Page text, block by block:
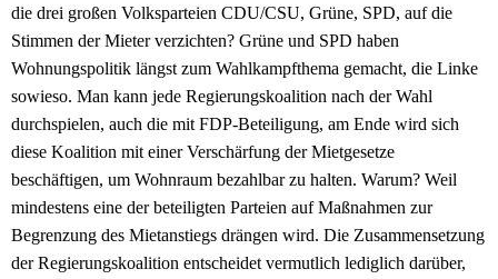
die drei großen Volksparteien CDU/CSU, Grüne, SPD, auf die
Stimmen der Mieter verzichten? Grüne und SPD haben
Wohnungspolitik längst zum Wahlkampfthema gemacht, die Linke
sowieso. Man kann jede Regierungskoalition nach der Wahl
durchspielen, auch die mit FDP-Beteiligung, am Ende wird sich
diese Koalition mit einer Verschärfung der Mietgesetze
beschäftigen, um Wohnraum bezahlbar zu halten. Warum? Weil
mindestens eine der beteiligten Parteien auf Maßnahmen zur
Begrenzung des Mietanstiegs drängen wird. Die Zusammensetzung
der Regierungskoalition entscheidet vermutlich lediglich darüber,